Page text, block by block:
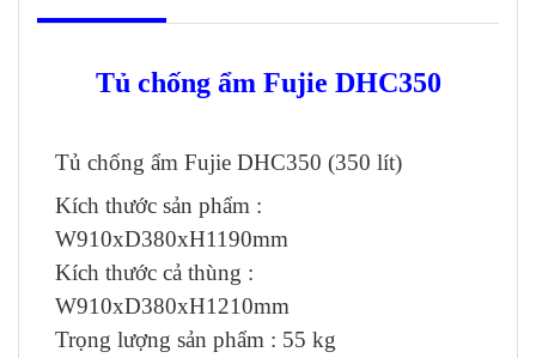
Tủ chống ẩm Fujie DHC350
Tủ chống ẩm Fujie DHC350 (350 lít)
Kích thước sản phẩm :
W910xD380xH1190mm
Kích thước cả thùng :
W910xD380xH1210mm
Trọng lượng sản phẩm : 55 kg